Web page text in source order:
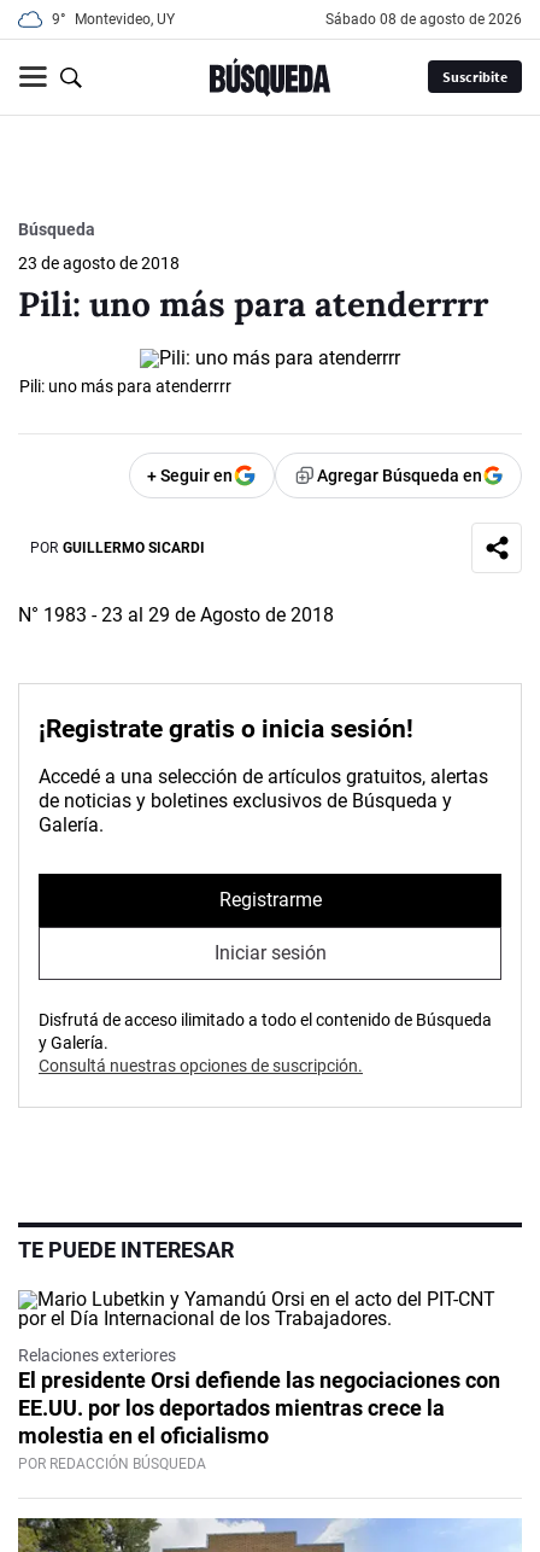
9° Montevideo, UY sábado 08 de agosto de 2026
Suscribite
Búsqueda
23 de agosto de 2018
Pili: uno más para atenderrrr
Pili: uno más para atenderrrr
+ Seguir en Agregar Búsqueda en
POR GUILLERMO SICARDI
N° 1983 - 23 al 29 de Agosto de 2018
¡Registrate gratis o inicia sesión!
Accedé a una selección de artículos gratuitos, alertas
de noticias y boletines exclusivos de Búsqueda y
Galería.
Registrarme
Iniciar sesión
Disfrutá de acceso ilimitado a todo el contenido de Búsqueda
y Galería.
Consultá nuestras opciones de suscripción.
TE PUEDE INTERESAR
Relaciones exteriores
El presidente Orsi defiende las negociaciones con
EE.UU. por los deportados mientras crece la
molestia en el oficialismo
POR REDACCIÓN BÚSQUEDA